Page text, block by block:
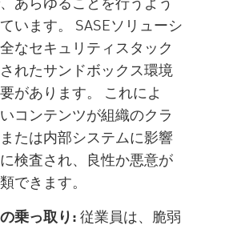
います。 SASEソリューシ
なセキュリティスタック
れたサンドボックス環境
があります。 これによ
コンテンツが組織のクラ
たは内部システムに影響
検査され、良性か悪意が
できます。
乗っ取り:従業員は、脆弱